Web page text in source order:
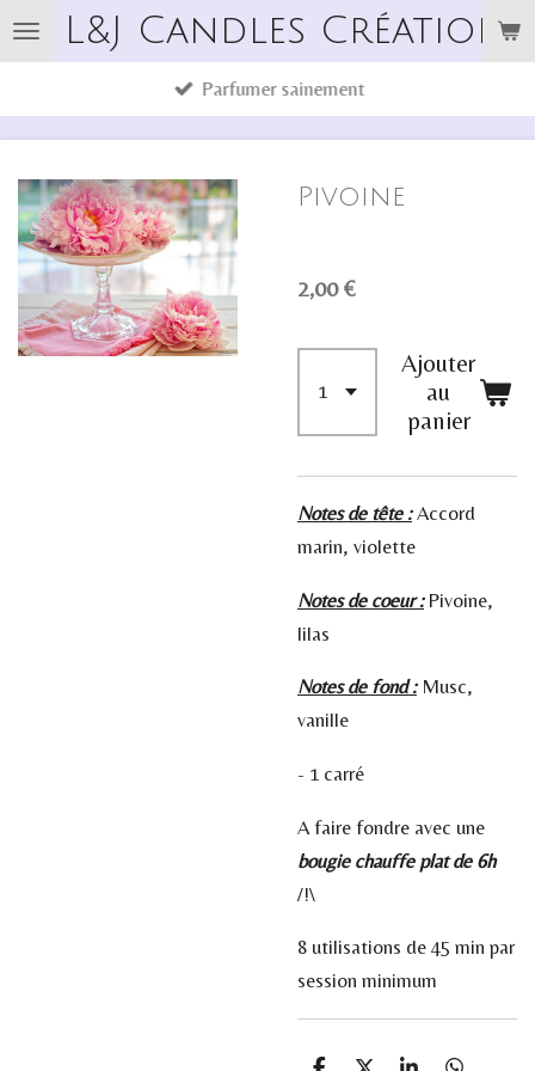
Passer
au
L&J Candles Créations
Parfumer sainement
Pivoine
2,00 €
Ajouter
au
panier
Notes de tête :Accord
marin, violette
Notes de coeur :Pivoine,
lilas
Notes de fond :Musc,
vanille
- 1 carré
A faire fondre avec une
bougie chauffe plat de 6h
/!\
8 utilisations de 45 min par
session minimum